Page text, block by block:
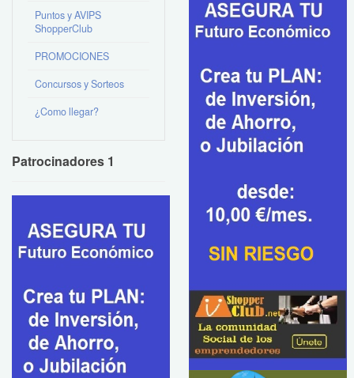
Puntos y AVIPS
ShopperClub
PROMOCIONES
Concursos y Sorteos
¿Como llegar?
Patrocinadores 1